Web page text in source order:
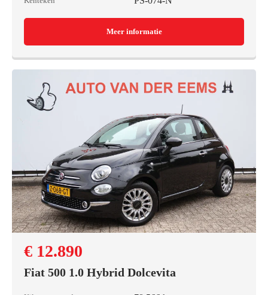
Meer informatie
€ 12.890
Fiat 500 1.0 Hybrid Dolcevita